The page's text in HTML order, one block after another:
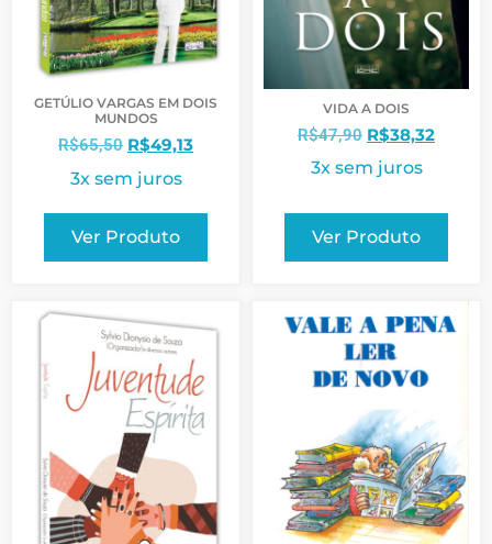
GETÚLIO VARGAS EM DOIS
MUNDOS
R$65,50 R$49,13
3x sem juros
Ver Produto
VIDA A DOIS
R$47,90 R$38,32
3x sem juros
Ver Produto